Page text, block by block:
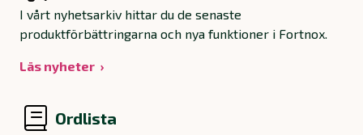
I vårt nyhetsarkiv hittar du de senaste
produktförbättringarna och nya funktioner i Fortnox.
Läs nyheter
Ordlista